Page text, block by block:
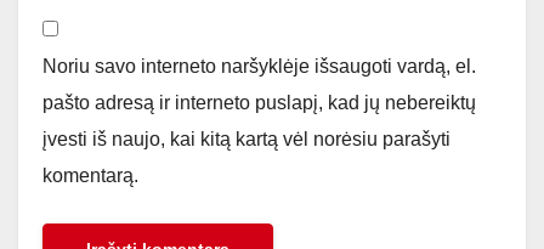
Noriu savo interneto naršyklėje išsaugoti vardą, el.
pašto adresą ir interneto puslapį, kad jų nebereiktų
įvesti iš naujo, kai kitą kartą vėl norėsiu parašyti
komentarą.